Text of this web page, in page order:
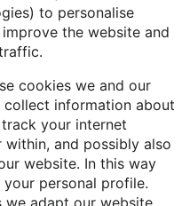
Paris-Saclay
Doctorants
to personalise
the website and
cookies we and our
collect information about
your internet
within, and possibly also
website. In this way
personal profile.